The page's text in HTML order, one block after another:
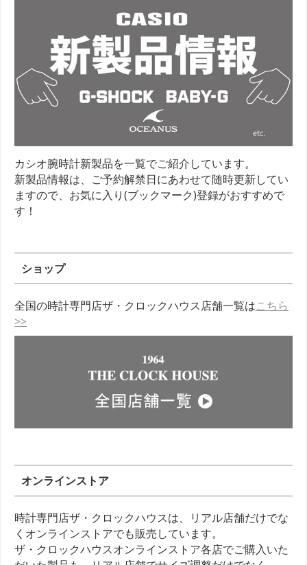
カシオ腕時計新製品を一覧でご紹介しています。
新製品情報は、ご予約解禁日にあわせて随時更新してい
ますので、お気に入り(ブックマーク)登録がおすすめで
す！
ショップ
全国の時計専門店ザ・クロックハウス店舗一覧はこちら
>>
オンラインストア
時計専門店ザ・クロックハウスは、リアル店舗だけでな
くオンラインストアでも販売しています。
ザ・クロックハウスオンラインストア各店でご購入いた